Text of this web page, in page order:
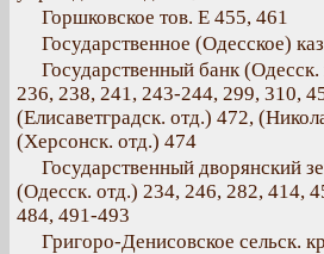
Горшковское тов. Е 455, 461
Государственное (Одесское)
Государственный банк
236, 238, 241, 243-244, 299, 310,
(Елисаветградск. отд.) 472,
(Херсонск. отд.) 474
Государственный дворянский
(Одесск. отд.) 234, 246, 282, 414,
484, 491-493
Григоро-Денисовское сельск.